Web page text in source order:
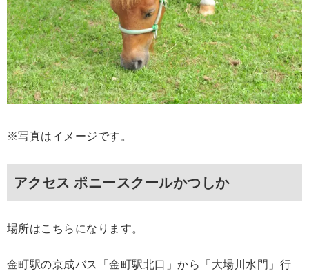
※写真はイメージです。
アクセス ポニースクールかつしか
場所はこちらになります。
金町駅の京成バス「金町駅北口」から「大場川水門」行